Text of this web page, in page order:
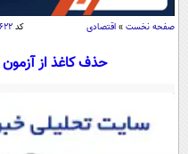
صفحه نخست » اقتصادی کد
حذف کاغذ از